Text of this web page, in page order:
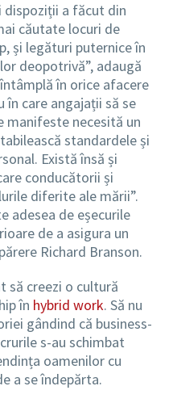
dispoziții a făcut din
căutate locuri de
și legături puternice în
deopotrivă”, adaugă
în orice afacere
în care angajații să se
manifeste necesită un
standardele și
Există însă și
conducătorii și
diferite ale mării”.
adesea de eșecurile
de a asigura un
Richard Branson.
să creezi o cultură
în hybrid work. Să nu
gândind că business-
s-au schimbat
oamenilor cu
a se îndepărta.